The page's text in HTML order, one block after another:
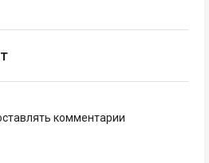
комментарии